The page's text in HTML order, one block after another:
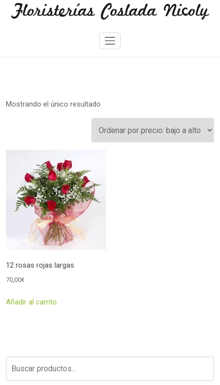
Floristerías Coslada Nicoly
Mostrando el único resultado
12 rosas rojas largas
70,00€
Añadir al carrito
por: